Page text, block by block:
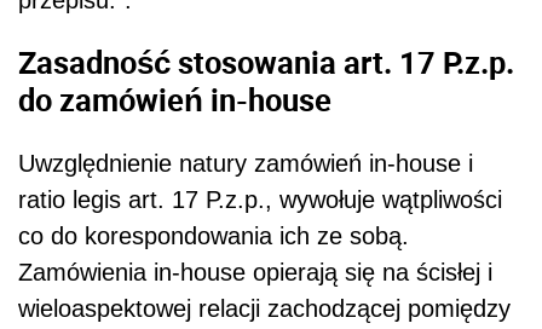
Zasadność stosowania art. 17 P.z.p.
do zamówień in-house
Uwzględnienie natury zamówień in-house i
ratio legis art. 17 P.z.p., wywołuje wątpliwości
co do korespondowania ich ze sobą.
Zamówienia in-house opierają się na ścisłej i
wieloaspektowej relacji zachodzącej pomiędzy